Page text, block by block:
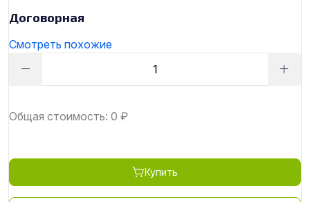
Договорная
Смотреть похожие
Общая стоимость: 0 ₽
Купить